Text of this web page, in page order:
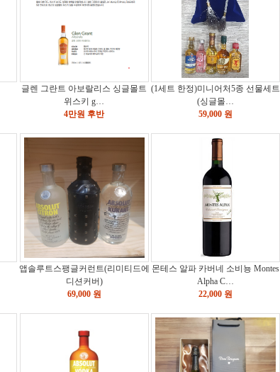
글렌 그란트 아보랄리스 싱글몰트
위스키 g…
4만원 후반
(1세트 한정)미니어처5종 선물세트
(싱글몰…
59,000 원
앱솔루트스팽글커런트(리미티드에
디션커버)
69,000 원
몬테스 알파 카버네 소비뇽 Montes
Alpha C…
22,000 원